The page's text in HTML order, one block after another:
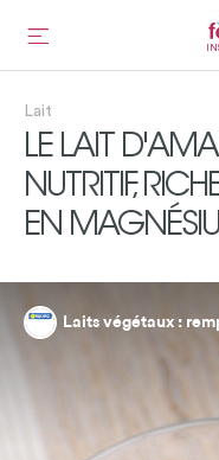
Lait
LE LAIT
NUTRITIF,
EN
Laits végétaux :